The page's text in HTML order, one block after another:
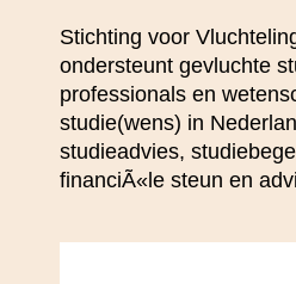
Stichting voor
ondersteunt gevluchte
professionals en
studie(wens) in
studieadvies,
financiÃ«le steun en